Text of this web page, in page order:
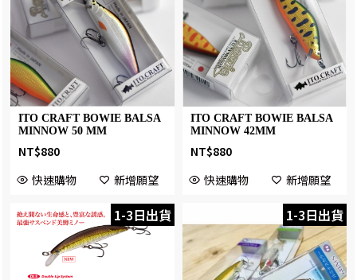
ITO CRAFT BOWIE BALSA
MINNOW 50 MM
NT$880
快速購物
新增願望
ITO CRAFT BOWIE BALSA
MINNOW 42MM
NT$880
快速購物
新增願望
1-3日出貨 1-3日出貨